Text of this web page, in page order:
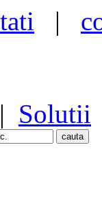
|
| Solutii